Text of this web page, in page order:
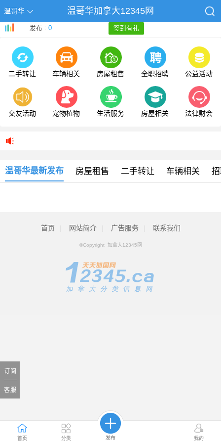
温哥华 温哥华加拿大12345网
首页 分类 发布 我的
发布 :0 签到有礼
二手转让 车辆相关 房屋租售 全职招聘 公益活动
交友活动 宠物植物 生活服务 房屋相关 法律财会
温哥华最新发布 房屋租售 二手转让 车辆相关
订阅
客服
首页 网站简介 广告服务 联系我们
©Copyright 加拿大12345网